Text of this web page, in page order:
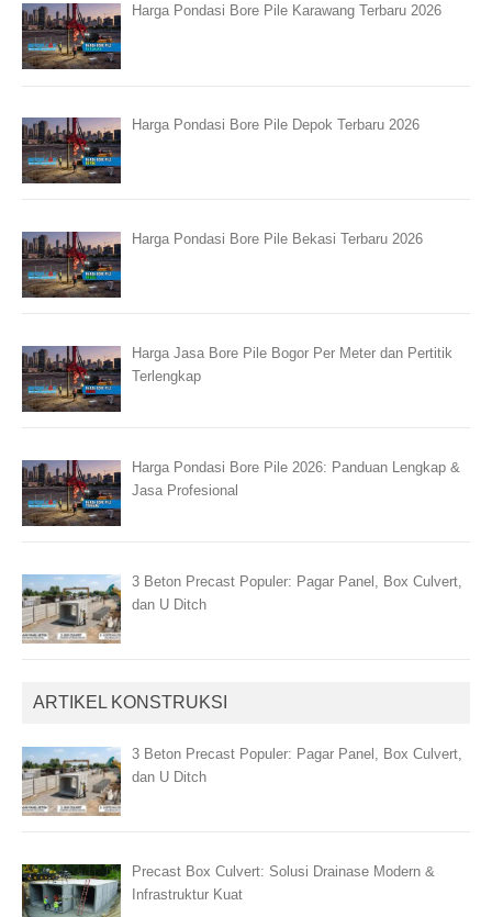
Harga Pondasi Bore Pile Karawang Terbaru 2026
Harga Pondasi Bore Pile Depok Terbaru 2026
Harga Pondasi Bore Pile Bekasi Terbaru 2026
Harga Jasa Bore Pile Bogor Per Meter dan Pertitik
Terlengkap
Harga Pondasi Bore Pile 2026: Panduan Lengkap &
Jasa Profesional
3 Beton Precast Populer: Pagar Panel, Box Culvert,
dan U Ditch
ARTIKEL KONSTRUKSI
3 Beton Precast Populer: Pagar Panel, Box Culvert,
dan U Ditch
Precast Box Culvert: Solusi Drainase Modern &
Infrastruktur Kuat